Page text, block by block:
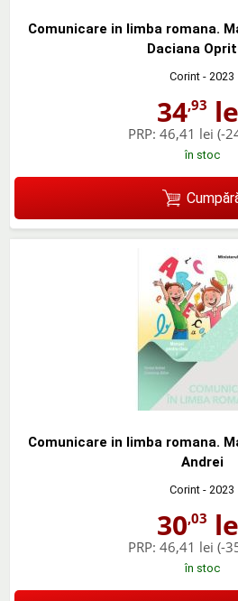
Comunicare in limba romana.
Daciana
Corint - 2023
34,93
PRP: 46,41 lei (-
în stoc
Comunicare in limba romana.
Andrei
Corint - 2023
30,03
PRP: 46,41 lei (-
în stoc